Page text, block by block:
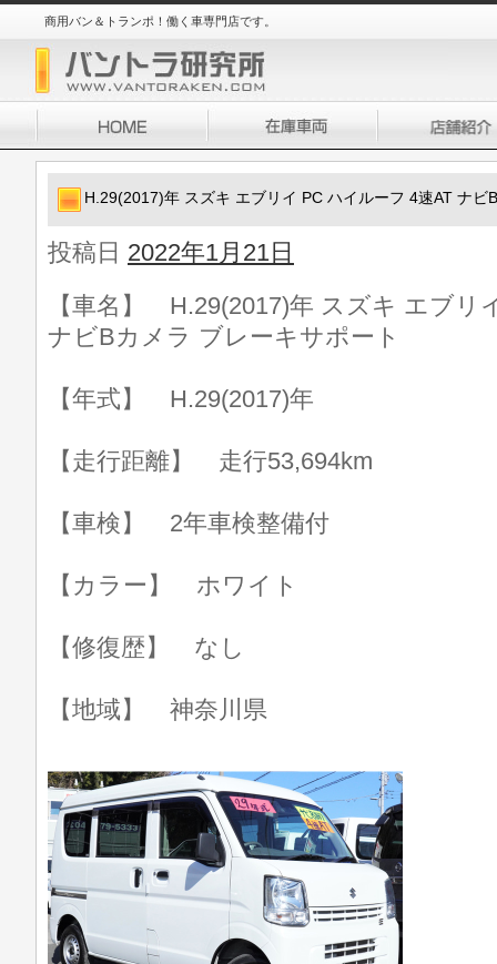
商用バン＆トランポ！働く車専門店です。
H.29(2017)年 スズキ エブリイ PC ハイルーフ 4速AT ナビ
投稿日 2022年1月21日
【車名】 H.29(2017)年 スズキ エブリ
ナビBカメラ ブレーキサポート
【年式】 H.29(2017)年
【走行距離】 走行53,694km
【車検】 2年車検整備付
【カラー】 ホワイト
【修復歴】 なし
【地域】 神奈川県